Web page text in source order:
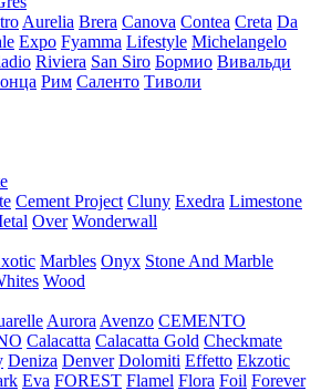
Aurelia Brera Canova Contea Creta Da
Expo Fyamma Lifestyle Michelangelo
Riviera San Siro Бормио Вивальди
Рим Саленто Тиволи
Cement Project Cluny Exedra Limestone
Over Wonderwall
Marbles Onyx Stone And Marble
Wood
Aurora Avenzo CEMENTO
Calacatta Calacatta Gold Checkmate
Deniza Denver Dolomiti Effetto Ekzotic
Eva FOREST Flamel Flora Foil Forever